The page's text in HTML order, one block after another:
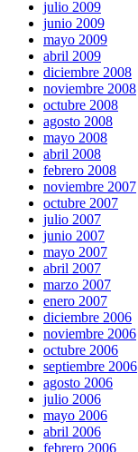
julio 2009
junio 2009
mayo 2009
abril 2009
diciembre 2008
noviembre 2008
octubre 2008
agosto 2008
mayo 2008
abril 2008
febrero 2008
noviembre 2007
octubre 2007
julio 2007
junio 2007
mayo 2007
abril 2007
marzo 2007
enero 2007
diciembre 2006
noviembre 2006
octubre 2006
septiembre 2006
agosto 2006
julio 2006
mayo 2006
abril 2006
febrero 2006